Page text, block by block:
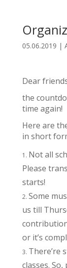
05.06.2019 |
Dear
the
time again!
Here are
in short
Not all
Please
starts!
Some
us till
or it’s
There’re
classes.